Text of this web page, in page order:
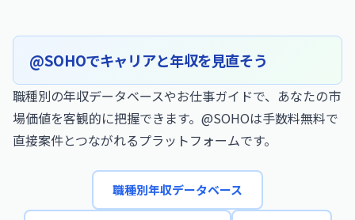
@SOHOでキャリアと年収を見直そう
職種別の年収データベースやお仕事ガイドで、あなたの市
場価値を客観的に把握できます。@SOHOは手数料無料で
直接案件とつながれるプラットフォームです。
職種別年収データベース